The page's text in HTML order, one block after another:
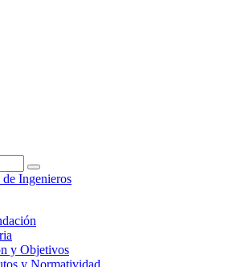
y Objetivos
y Normatividad